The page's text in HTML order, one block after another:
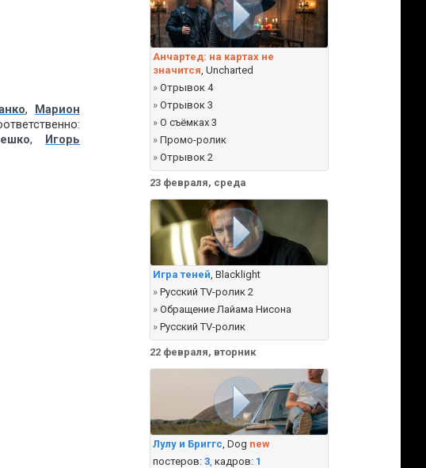
, Марион
, Игорь
Анчартед: на картах не
значится, Uncharted
» Отрывок 4
» Отрывок 3
» О съёмках 3
» Промо-ролик
» Отрывок 2
23 февраля, среда
Игра теней, Blacklight
» Русский TV-ролик 2
» Обращение Лайама Нисона
» Русский TV-ролик
22 февраля, вторник
Лулу и Бриггс, Dog new
постеров: 3, кадров: 1